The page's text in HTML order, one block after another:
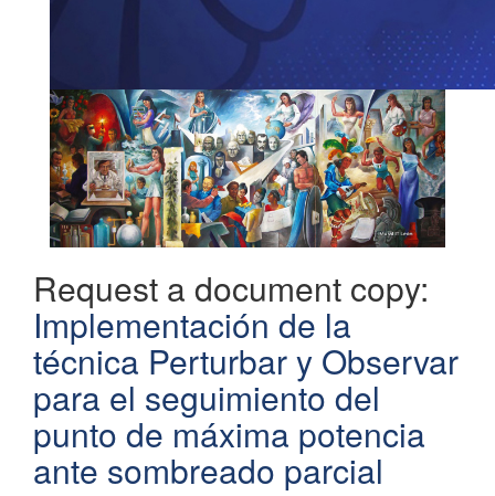
Request a document copy:
Implementación de la
técnica Perturbar y Observar
para el seguimiento del
punto de máxima potencia
ante sombreado parcial